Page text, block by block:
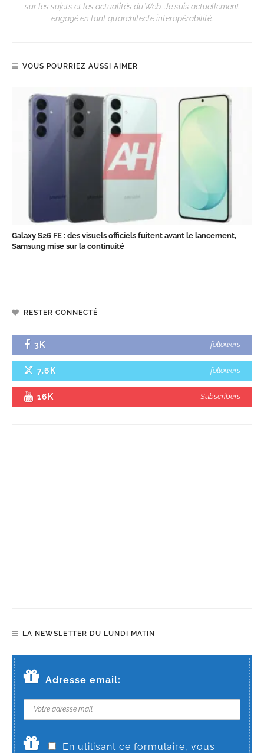
sur les sujets et les actualités du Web. Je suis actuellement
engagé en tant qu’architecte interopérabilité.
VOUS POURRIEZ AUSSI AIMER
Galaxy S26 FE : des visuels officiels fuitent avant le lancement,
Samsung mise sur la continuité
RESTER CONNECTÉ
3K followers
7.6K followers
16K Subscribers
LA NEWSLETTER DU LUNDI MATIN
Adresse email:
En utilisant ce formulaire, vous